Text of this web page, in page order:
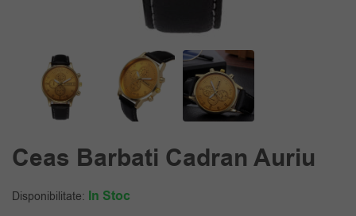
Ceas Barbati Cadran Auriu
Disponibilitate: In Stoc